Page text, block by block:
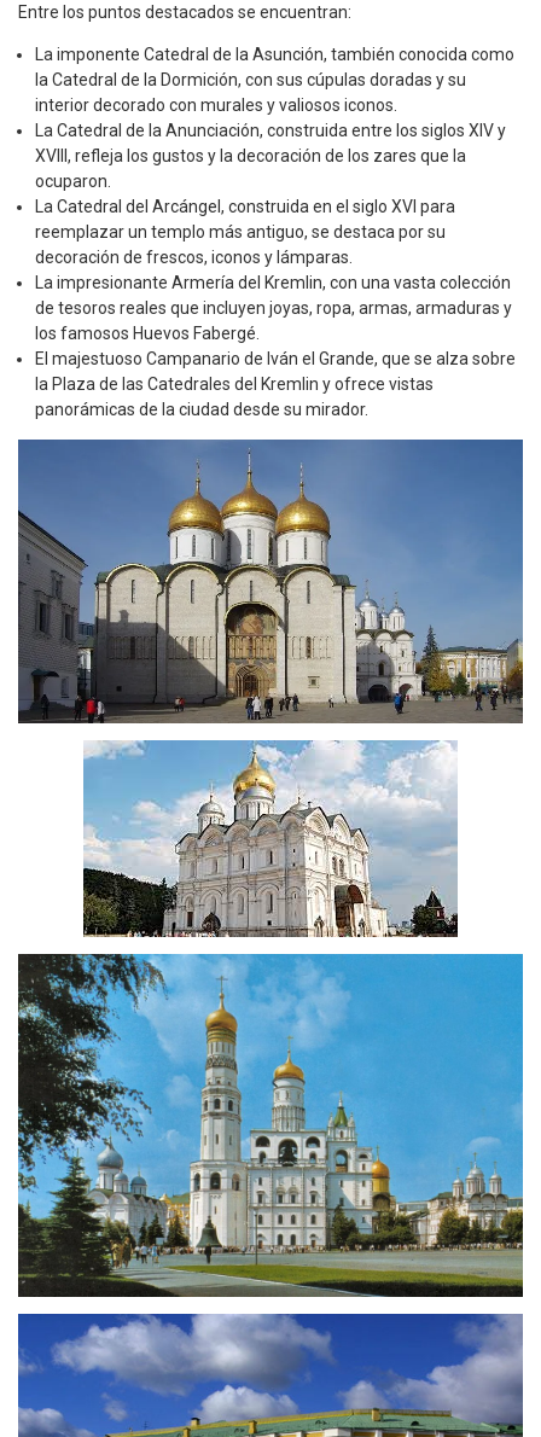
Entre los puntos destacados se encuentran:
La imponente Catedral de la Asunción, también conocida como
la Catedral de la Dormición, con sus cúpulas doradas y su
interior decorado con murales y valiosos iconos.
La Catedral de la Anunciación, construida entre los siglos XIV y
XVIII, refleja los gustos y la decoración de los zares que la
ocuparon.
La Catedral del Arcángel, construida en el siglo XVI para
reemplazar un templo más antiguo, se destaca por su
decoración de frescos, iconos y lámparas.
La impresionante Armería del Kremlin, con una vasta colección
de tesoros reales que incluyen joyas, ropa, armas, armaduras y
los famosos Huevos Fabergé.
El majestuoso Campanario de Iván el Grande, que se alza sobre
la Plaza de las Catedrales del Kremlin y ofrece vistas
panorámicas de la ciudad desde su mirador.